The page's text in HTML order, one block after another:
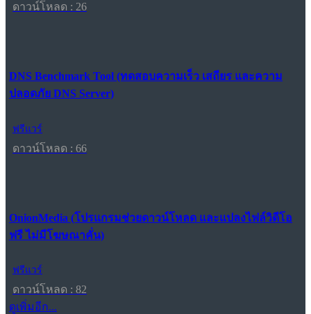
ดาวน์โหลด : 26
DNS Benchmark Tool (ทดสอบความเร็ว เสถียร และความ
ปลอดภัย DNS Server)
ฟรีแวร์
ดาวน์โหลด : 66
OnionMedia (โปรแกรมช่วยดาวน์โหลด และแปลงไฟล์วิดีโอ
ฟรี ไม่มีโฆษณาคั่น)
ฟรีแวร์
ดาวน์โหลด : 82
ดูเพิ่มอีก...